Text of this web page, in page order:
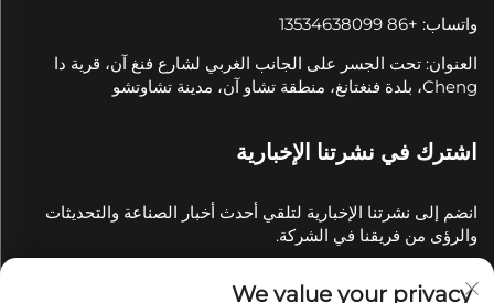
واتساب: +86 13534638099
العنوان: تحت الجسر على الجانب الغربي لشارع فنغ آن، قرية دا
Cheng، بلدة فنغتانغ، منطقة تشاو آن، مدينة تشاوتشو
اشترك في نشرتنا الإخبارية
انضم إلى نشرتنا الإخبارية لتلقي أحدث أخبار الصناعة والتحديثات
والرؤى من فريقنا في الشركة.
We value your privacy